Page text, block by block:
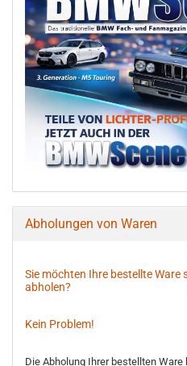
Abholungen von Waren
Sie möchten Ihre bestellte Ware
abholen?
Kein Problem!
Die Abholung Ihrer bestellten